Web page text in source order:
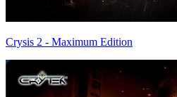
Crysis 2 - Maximum Edition